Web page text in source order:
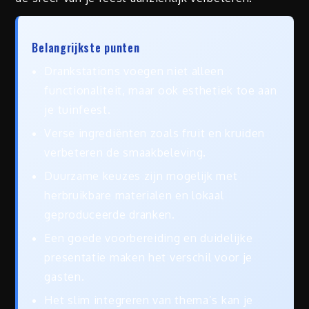
Belangrijkste punten
Drankstations voegen niet alleen
functionaliteit, maar ook esthetiek toe aan
Verse ingrediënten zoals fruit en kruiden
verbeteren de smaakbeleving.
Duurzame keuzes zijn mogelijk met
herbruikbare materialen en lokaal
geproduceerde dranken.
Een goede voorbereiding en duidelijke
presentatie maken het verschil voor je
gasten.
Het slim integreren van thema’s kan je